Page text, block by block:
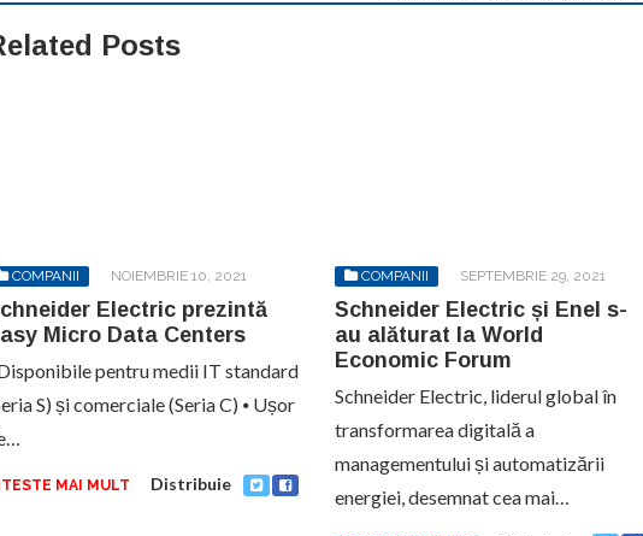
Posts
COMPANII NOIEMBRIE 10, 2021
Electric prezintă
Micro Data Centers
pentru medii IT standard
S) și comerciale (Seria C) ⦁ Ușor
MAI MULT Distribuie
COMPANII SEPTEMBRIE 29, 2021
Schneider Electric și Enel s-
au alăturat la World
Economic Forum
Schneider Electric, liderul global în
transformarea digitală a
managementului și automatizării
energiei, desemnat cea mai…